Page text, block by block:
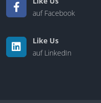
auf Facebook
Like Us
auf LinkedIn